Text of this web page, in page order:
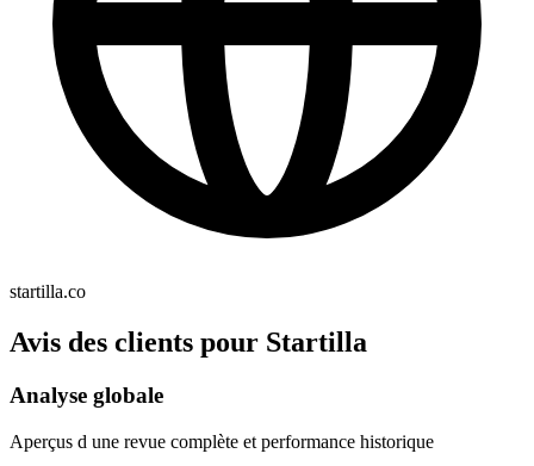
startilla.co
Avis des clients pour Startilla
Analyse globale
Aperçus d une revue complète et performance historique